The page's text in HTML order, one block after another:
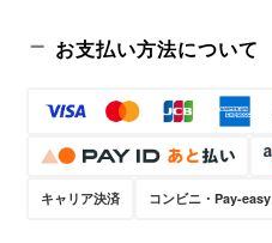
お支払い方法について
キャリア決済 コンビニ・Pay-easy